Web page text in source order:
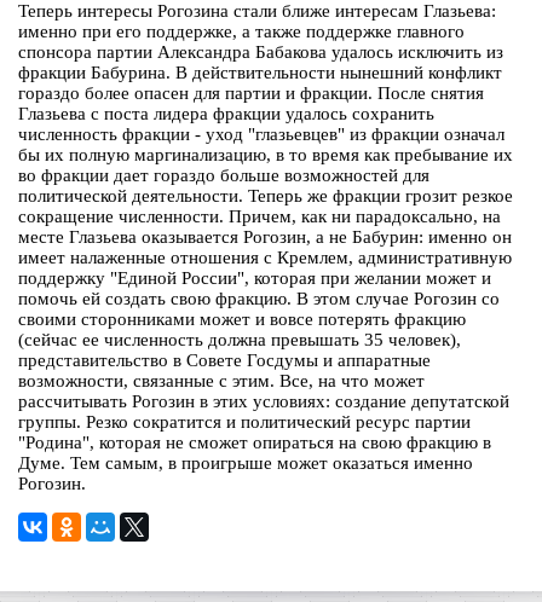
Теперь интересы Рогозина стали ближе интересам Глазьева:
именно при его поддержке, а также поддержке главного
спонсора партии Александра Бабакова удалось исключить из
фракции Бабурина. В действительности нынешний конфликт
гораздо более опасен для партии и фракции. После снятия
Глазьева с поста лидера фракции удалось сохранить
численность фракции - уход "глазьевцев" из фракции означал
бы их полную маргинализацию, в то время как пребывание их
во фракции дает гораздо больше возможностей для
политической деятельности. Теперь же фракции грозит резкое
сокращение численности. Причем, как ни парадоксально, на
месте Глазьева оказывается Рогозин, а не Бабурин: именно он
имеет налаженные отношения с Кремлем, административную
поддержку "Единой России", которая при желании может и
помочь ей создать свою фракцию. В этом случае Рогозин со
своими сторонниками может и вовсе потерять фракцию
(сейчас ее численность должна превышать 35 человек),
представительство в Совете Госдумы и аппаратные
возможности, связанные с этим. Все, на что может
рассчитывать Рогозин в этих условиях: создание депутатской
группы. Резко сократится и политический ресурс партии
"Родина", которая не сможет опираться на свою фракцию в
Думе. Тем самым, в проигрыше может оказаться именно
Рогозин.